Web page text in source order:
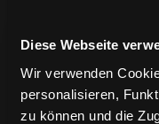
Diese Webseite
Wir verwenden
personalisieren,
zu können und die